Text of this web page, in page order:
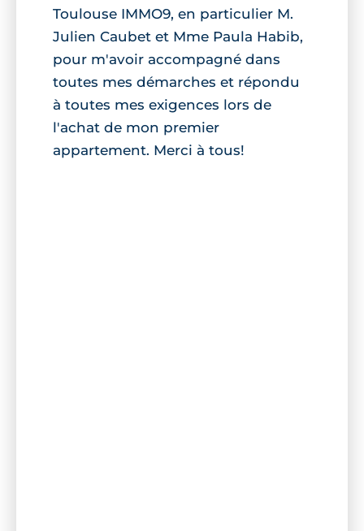
Toulouse IMMO9, en particulier M.
Julien Caubet et Mme Paula Habib,
pour m'avoir accompagné dans
toutes mes démarches et répondu
à toutes mes exigences lors de
l'achat de mon premier
appartement. Merci à tous!